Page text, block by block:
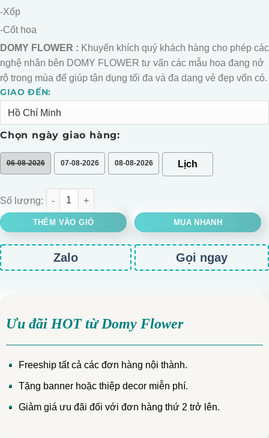
-Xốp
-Cốt hoa
DOMY FLOWER : Khuyến khích quý khách hàng cho phép các
nghệ nhân bên DOMY FLOWER tư vấn các mẫu hoa đang nở
rộ trong mùa để giúp tận dụng tối đa và đa dạng vẻ đẹp vốn có.
GIAO ĐẾN:
Chọn ngày giao hàng:
06-08-2026 07-08-2026 08-08-2026
BÓ HOA GẤU HỒNG FROM TRÒN số lượng
THÊM VÀO GIỎ MUA NHANH
Alternative:
Zalo Gọi ngay
Ưu đãi HOT từ Domy Flower
Freeship tất cả các đơn hàng nội thành.
Tặng banner hoặc thiệp decor miễn phí.
Giảm giá ưu đãi đối với đơn hàng thứ 2 trở lên.